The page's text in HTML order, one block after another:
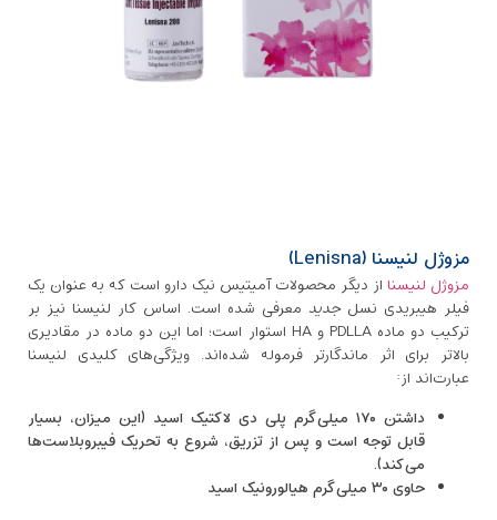
مزوژل لنیسنا (Lenisna)
مزوژل لنیسنا از دیگر محصولات آمیتیس نیک دارو است که به‌ عنوان یک
فیلر هیبریدی نسل جدید معرفی شده است. اساس کار لنیسنا نیز بر
ترکیب دو ماده PDLLA و HA استوار است؛ اما این دو ماده در مقادیری
بالاتر برای اثر ماندگارتر فرموله شده‌اند. ویژگی‌های کلیدی لنیسنا
عبارت‌اند از:
داشتن ۱۷۰ میلی‌گرم پلی دی لاکتیک اسید (این میزان، بسیار
قابل توجه است و پس از تزریق، شروع به تحریک فیبروبلاست‌ها
می‌کند).
حاوی ۳۰ میلی‌گرم هیالورونیک اسید